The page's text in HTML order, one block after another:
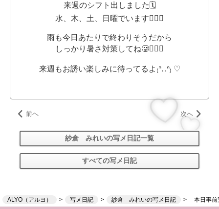
来週のシフト出しました🗓
水、木、土、日曜でいます👍🏻🤍
雨も今日あたりで終わりそうだから
しっかり暑さ対策してね🥲👍🏻🎐
来週もお誘い楽しみに待ってるよ₍ᐢ‥ᐢ₎ ♡
前へ 次へ
紗倉 みれいの写メ日記一覧
すべての写メ日記
ALYO（アルヨ） 写メ日記 紗倉 みれいの写メ日記 本日事前